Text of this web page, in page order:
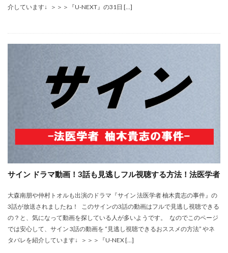
介しています↓ ＞＞＞『U-NEXT』の31日 […]
サイン ドラマ動画！3話も見逃しフル視聴する方法！法医学者
大森南朋や仲村トオルも出演のドラマ『サイン 法医学者 柚木貴志の事件』の
3話が放送されましたね！ このサインの3話の動画はフルで見逃し視聴できる
の？と、気になって動画を探している人が多いようです。 なのでこのページ
では安心して、サイン 3話の動画を “見逃し視聴できるおススメの方法” やネ
タバレを紹介しています↓ ＞＞＞『U-NEX […]